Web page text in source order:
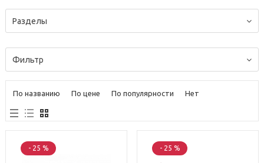
Разделы
Фильтр
По названию По цене По популярности Нет
- 25 % - 25 %